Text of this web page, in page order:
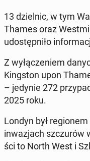
13 dziel­nic, w tym
Thames oraz
udo­stęp­ni­ło
Z wy­łą­cze­niem
King­ston upon
– jedynie 272
2025 roku.
Londyn był
in­wa­zjach szczu­rów
ści to North West i